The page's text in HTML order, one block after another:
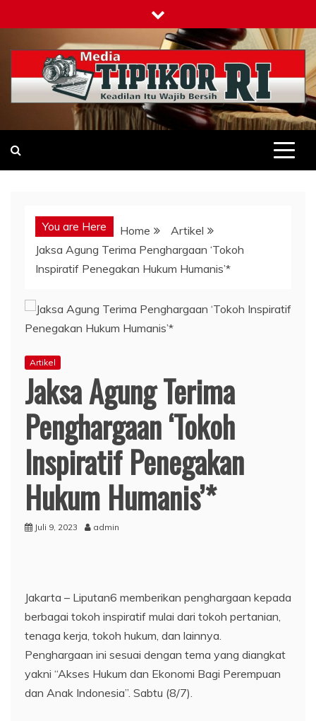
to
content
Tipikor-ri-online.my.id
Keadilan Itu Wajib Bersih
You are Here Home
Artikel
Jaksa Agung Terima Penghargaan ‘Tokoh
Inspiratif Penegakan Hukum Humanis’*
Artikel
Jaksa Agung Terima
Penghargaan ‘Tokoh
Inspiratif Penegakan
Hukum Humanis’*
Juli 9, 2023 admin
Jakarta – Liputan6 memberikan penghargaan kepada
berbagai tokoh inspiratif mulai dari tokoh pertanian,
tenaga kerja, tokoh hukum, dan lainnya.
Penghargaan ini sesuai dengan tema yang diangkat
yakni “Akses Hukum dan Ekonomi Bagi Perempuan
dan Anak Indonesia”. Sabtu (8/7).